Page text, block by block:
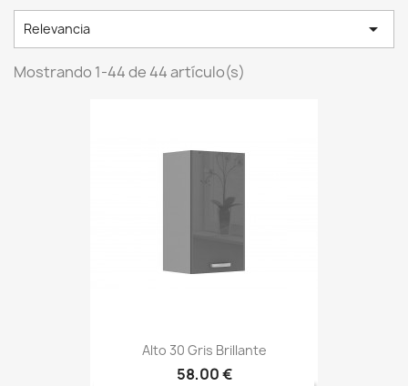
Relevancia 
Mostrando 1-44 de 44 artículo(s)
Alto 30 Gris Brillante
58,00 €